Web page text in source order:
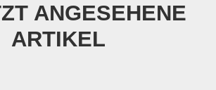
ANGESEHENE
ARTIKEL